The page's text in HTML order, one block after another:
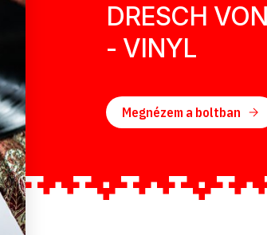
DRESCH
- VINYL
Megnézem a boltban